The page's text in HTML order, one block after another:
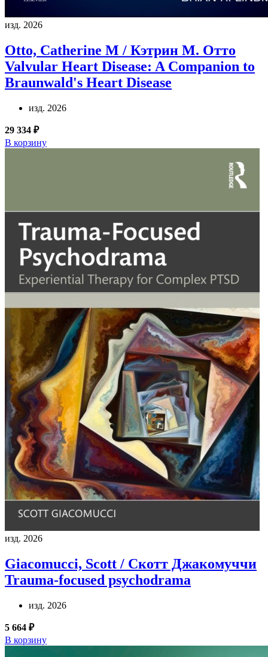
изд. 2026
Otto, Catherine M / Кэтрин М. Отто
Valvular Heart Disease: A Companion to
Braunwald's Heart Disease
изд. 2026
29 334 ₽
В корзину
изд. 2026
Giacomucci, Scott / Скотт Джакомуччи
Trauma-focused psychodrama
изд. 2026
5 664 ₽
В корзину